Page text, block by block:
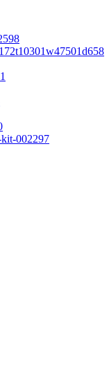
002297